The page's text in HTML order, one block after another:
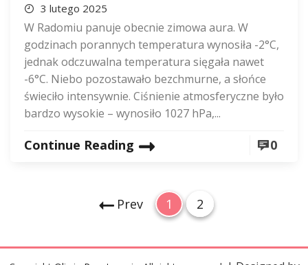
3 lutego 2025
W Radomiu panuje obecnie zimowa aura. W
godzinach porannych temperatura wynosiła -2°C,
jednak odczuwalna temperatura sięgała nawet
-6°C. Niebo pozostawało bezchmurne, a słońce
świeciło intensywnie. Ciśnienie atmosferyczne było
bardzo wysokie – wynosiło 1027 hPa,...
Continue Reading 0
r
Prev
P
a
e
1
P
a
2